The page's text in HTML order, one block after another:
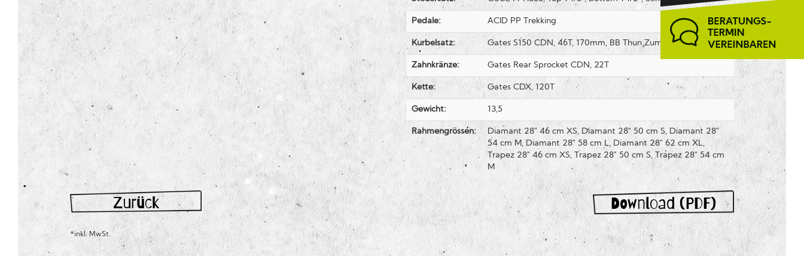
Pedale: ACID PP Trekking
Kurbelsatz: Gates S150 CDN, 46T, 170mm, BB Thun Zumba
Zahnkränze: Gates Rear Sprocket CDN, 22T
Kette: Gates CDX, 120T
Gewicht: 13,5
Rahmengrössen:
Diamant 28" 46 cm XS, Diamant 28" 50 cm S, Diamant 28"
54 cm M, Diamant 28" 58 cm L, Diamant 28" 62 cm XL,
Trapez 28" 46 cm XS, Trapez 28" 50 cm S, Trapez 28" 54 cm
M
Zurück Download (PDF)
*inkl. MwSt.